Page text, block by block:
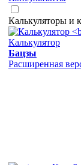
Калькуляторы и
Калькулятор
Бацзы
Расширенная